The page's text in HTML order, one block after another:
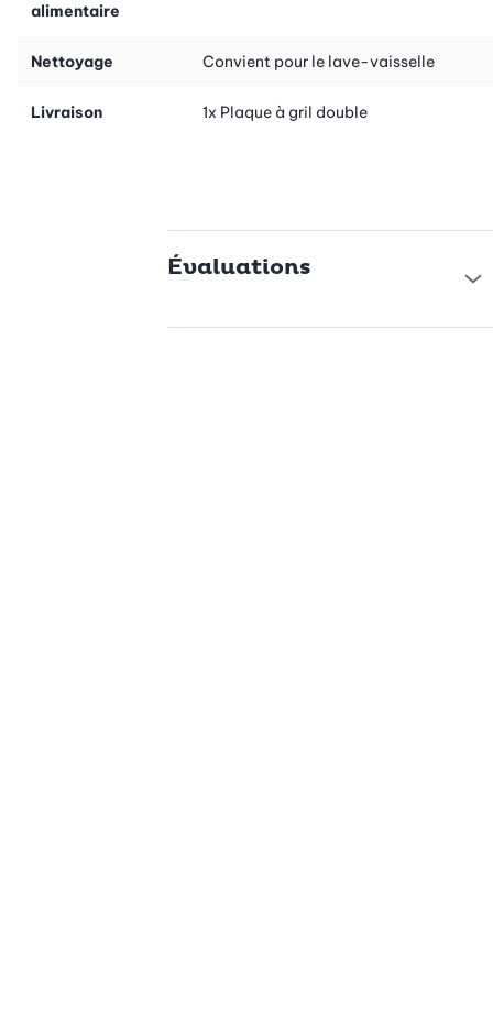
alimentaire
Nettoyage Convient pour le lave-vaisselle
Livraison 1x Plaque à gril double
Évaluations